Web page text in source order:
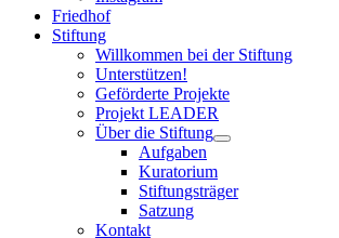
Friedhof
Stiftung
Willkommen bei der Stiftung
Unterstützen!
Geförderte Projekte
Projekt LEADER
Über die Stiftung
Aufgaben
Kuratorium
Stiftungsträger
Satzung
Kontakt